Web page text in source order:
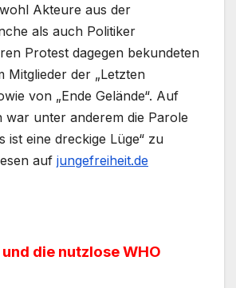
Akteure aus der
als auch Politiker
Protest dagegen bekundeten
Mitglieder der „Letzten
von „Ende Gelände“. Auf
war unter anderem die Parole
ist eine dreckige Lüge“ zu
auf jungefreiheit.de
die nutzlose WHO